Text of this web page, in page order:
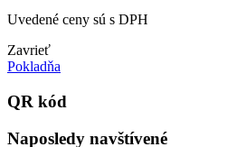
Uvedené ceny sú s DPH
Zavrieť
Pokladňa
QR kód
Naposledy navštívené